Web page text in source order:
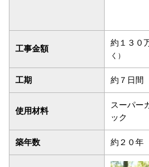
スーパー
ック
築年数 約２０年